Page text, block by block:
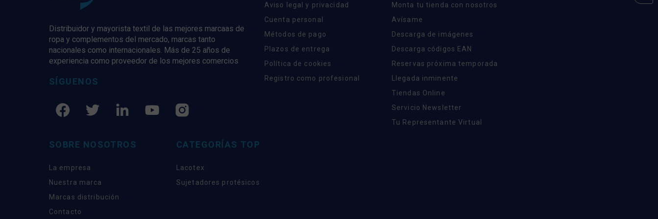
Distribuidor y mayorista textil de las mejores marcaas de
ropa y complementos del mercado, marcas tanto
nacionales como internacionales. Más de 25 años de
experiencia como proveedor de los mejores comercios
SÍGUENOS
Aviso legal y privacidad
Cuenta personal
Métodos de pago
Plazos de entrega
Política de cookies
Registro como profesional
Monta tu tienda con nosotros
Avísame
Descarga de imágenes
Descarga códigos EAN
Reservas próxima temporada
Llegada inminente
Tiendas Online
Servicio Newsletter
Tu Representante Virtual
SOBRE NOSOTROS
La empresa
Nuestra marca
Marcas distribución
Contacto
CATEGORÍAS TOP
Lacotex
Sujetadores protésicos